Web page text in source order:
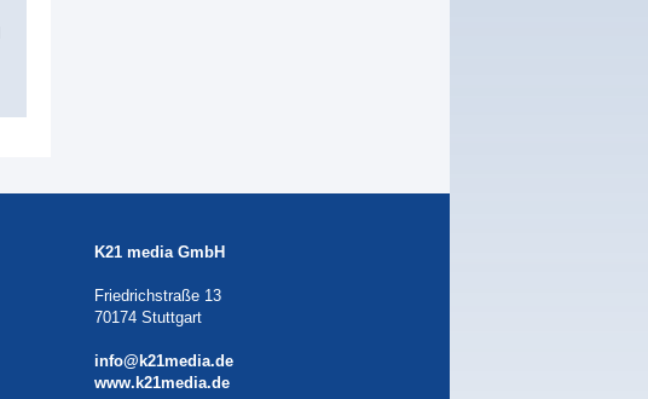
K21 media GmbH
Friedrichstraße 13
70174 Stuttgart
info@k21media.de
www.k21media.de